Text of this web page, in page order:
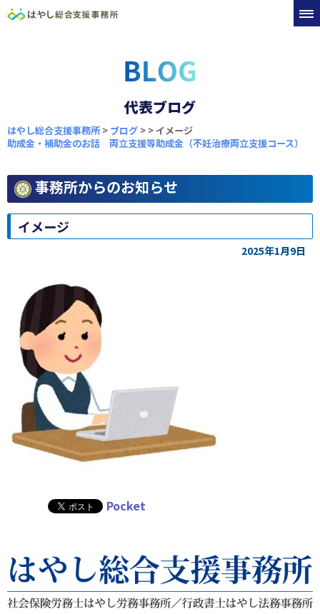
代表ブログ
はやし総合支援事務所> ブログ >
助成金・補助金のお話 両立支援等助成金（不妊治療両立支援コース）
> イメージ
事務所からのお知らせ
イメージ
2025年1月9日
Pocket